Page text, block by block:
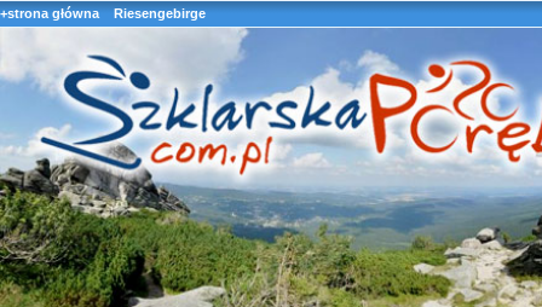
+strona główna Riesengebirge